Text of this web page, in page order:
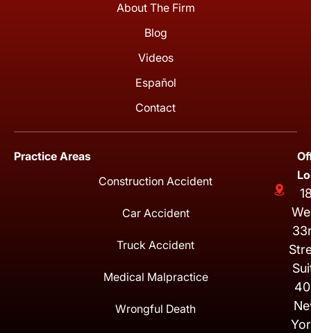
About The Firm
Blog
Videos
Español
Contact
Practice Areas
Construction Accident
Car Accident
Truck Accident
Medical Malpractice
Wrongful Death